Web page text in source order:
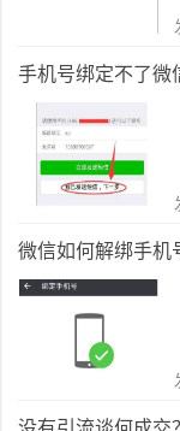
手机号绑定不了微
微信如何解绑手机